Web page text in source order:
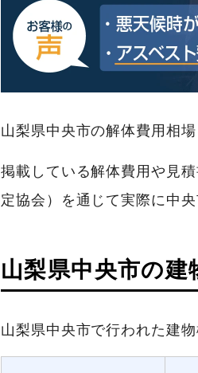
山梨県中央市の解体費用相
掲載している解体費用や見
定協会）を通じて実際に中
山梨県中央市の
山梨県中央市で行われた建